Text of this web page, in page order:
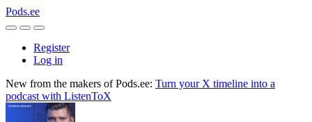
Pods.ee
Register
Log in
New from the makers of Pods.ee: Turn your X timeline into a
podcast with ListenToX